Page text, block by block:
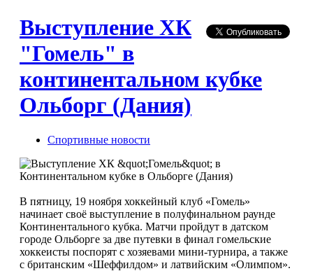
Выступление ХК
"Гомель" в
континентальном кубке
Ольборг (Дания)
Спортивные новости
В пятницу, 19 ноября хоккейный клуб «Гомель»
начинает своё выступление в полуфинальном раунде
Континентального кубка. Матчи пройдут в датском
городе Ольборге за две путевки в финал гомельские
хоккеисты поспорят с хозяевами мини-турнира, а также
с британским «Шеффилдом» и латвийским «Олимпом».